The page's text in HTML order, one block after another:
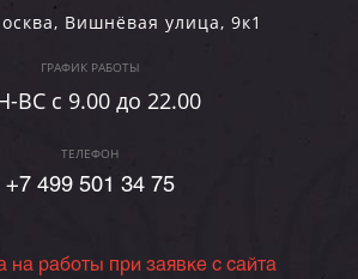
, Вишнёвая улица, 9к1
ГРАФИК РАБОТЫ
ВC c 9.00 до 22.00
ТЕЛЕФОН
+7 499 501 34 75
на работы при заявке с сайта